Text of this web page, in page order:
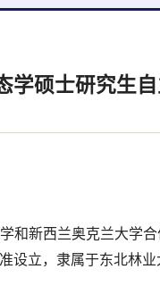
学硕士研究生
和新西兰奥克兰大学
立，隶属于东北林业